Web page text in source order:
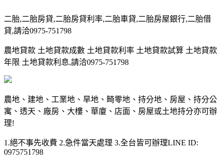
二胎,二胎房貸,二胎房貸利率,二胎車貸,二胎房屋銀行,二胎借
貸,請洽0975-751798
農地貸款 土地貸款成數 土地貸款利率 土地貸款試算 土地貸款
年限 土地貸款利息,請洽0975-751798
農地、建地、工業地、旱地、畸零地、持分地、房屋、持分公
寓、透天、廠房、大樓、華廈、店面、房屋或土地持分亦可辦
理!
1.絕不事先收費 2.急件當天處理 3.全台皆可辦理LINE ID:
0975751798